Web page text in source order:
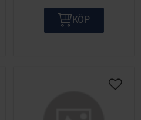
KÖP
till i önskelista Lägg